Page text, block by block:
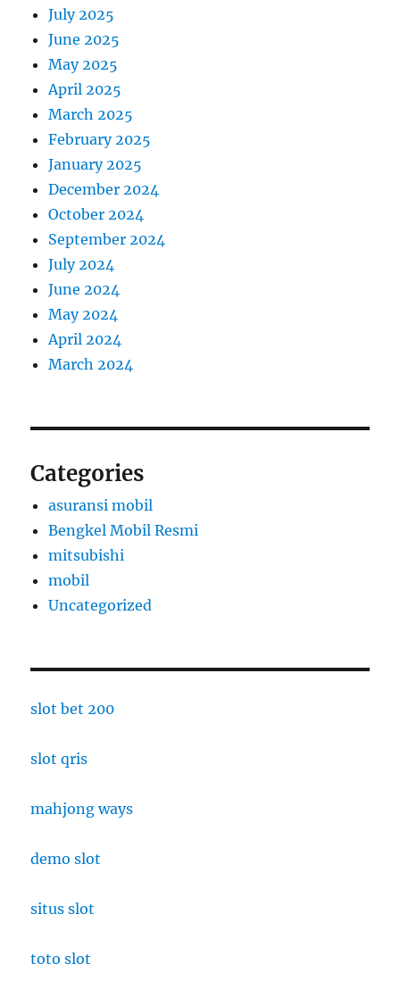
July 2025
June 2025
May 2025
April 2025
March 2025
February 2025
January 2025
December 2024
October 2024
September 2024
July 2024
June 2024
May 2024
April 2024
March 2024
Categories
asuransi mobil
Bengkel Mobil Resmi
mitsubishi
mobil
Uncategorized
slot bet 200
slot qris
mahjong ways
demo slot
situs slot
toto slot